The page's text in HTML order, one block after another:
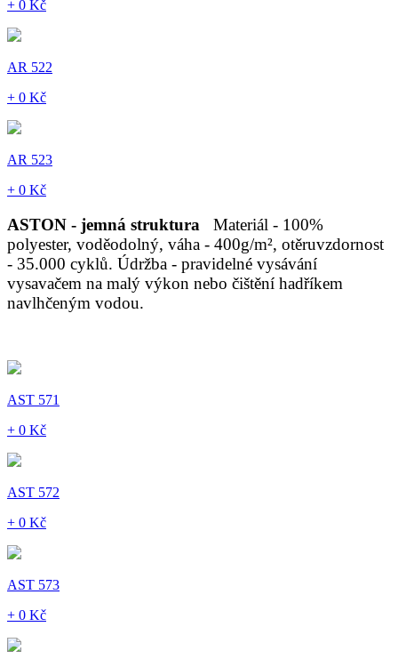
+ 0 Kč
AR 522
+ 0 Kč
AR 523
+ 0 Kč
ASTON - jemná struktura
Materiál - 100%
polyester, voděodolný, váha - 400g/m², otěruvzdornost
- 35.000 cyklů. Údržba - pravidelné vysávání
vysavačem na malý výkon nebo čištění hadříkem
navlhčeným vodou.
AST 571
+ 0 Kč
AST 572
+ 0 Kč
AST 573
+ 0 Kč